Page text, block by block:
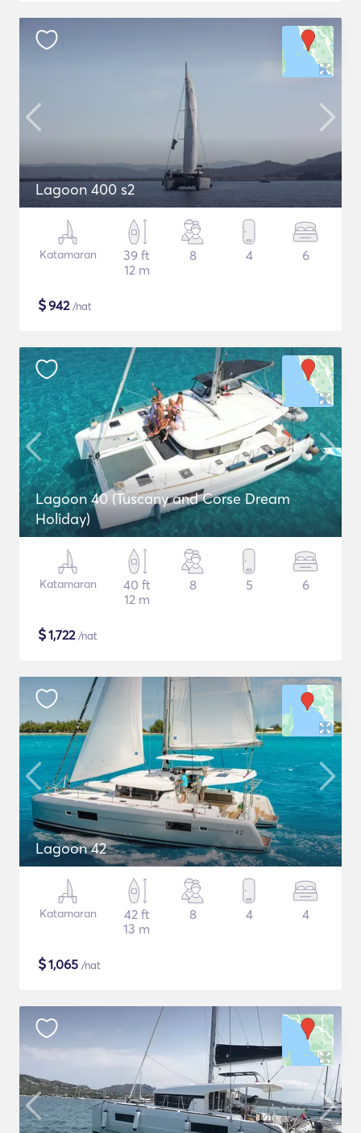
Lagoon 400 s2
Katamaran
39 ft
12 m
8 4 6
$942/nat
Lagoon 40 (Tuscany and Corse Dream
Holiday)
Katamaran
40 ft
12 m
8 5 6
$1,722/nat
Lagoon 42
Katamaran
42 ft
13 m
8 4 4
$1,065 /nat